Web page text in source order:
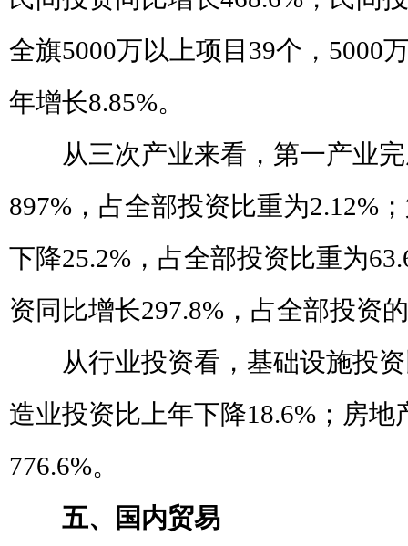
全旗5000万以上项目 39个， 5000
年增长8.85%。
从三次产业来看，第一产业
897% ，占全部投资比重为2.12%
下降25.2% ，占全部投资比重为
资同比增长297.8% ，占全部投资
从行业投资看，基础设施投
造业投资比上年下降18.6% ；房
776.6%。
五、国内贸易